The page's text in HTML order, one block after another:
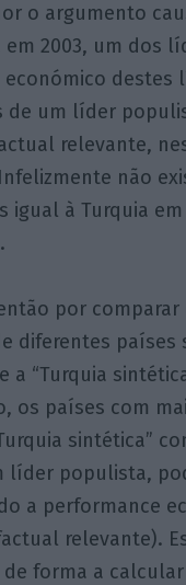
o argumento
em 2003, um dos
destes
de um líder
relevante,
não
igual à Turquia
por
diferentes
a “Turquia
os países com
sintética”
líder populista,
a performance
relevante).
forma a